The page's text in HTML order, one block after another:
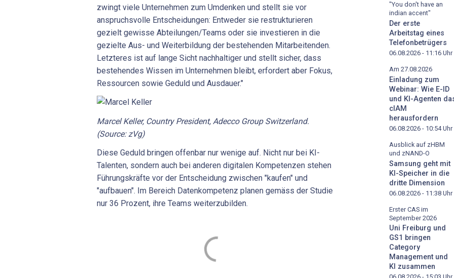
zwingt viele Unternehmen zum Umdenken und stellt sie vor
anspruchsvolle Entscheidungen: Entweder sie restrukturieren
gezielt gewisse Abteilungen/Teams oder sie investieren in die
gezielte Aus- und Weiterbildung der bestehenden Mitarbeitenden.
Letzteres ist auf lange Sicht nachhaltiger und stellt sicher, dass
bestehendes Wissen im Unternehmen bleibt, erfordert aber Fokus,
Ressourcen sowie Geduld und Ausdauer."
Marcel Keller, Country President, Adecco Group Switzerland.
(Source: zVg)
Diese Geduld bringen offenbar nur wenige auf. Nicht nur bei KI-
Talenten, sondern auch bei anderen digitalen Kompetenzen stehen
Führungskräfte vor der Entscheidung zwischen "kaufen" und
"aufbauen". Im Bereich Datenkompetenz planen gemäss der Studie
nur 36 Prozent, ihre Teams weiterzubilden.
"You don't have an
indian accent"
Der erste
Arbeitstag eines
Telefonbetrügers
06.08.2026 - 11:16 Uhr
Am 27.08.2026
Einladung zum
Webinar: Wie E-ID
und KI-Agenten
cIAM
herausfordern
06.08.2026 - 10:54Uhr
Ausblick auf zHBM
und zNAND-O
Samsung geht mit
KI-Speicher in die
dritte Dimension
06.08.2026 - 11:38 Uhr
Erster CAS im
September 2026
Uni Freiburg und
GS1 bringen
Category
Management und
KI zusammen